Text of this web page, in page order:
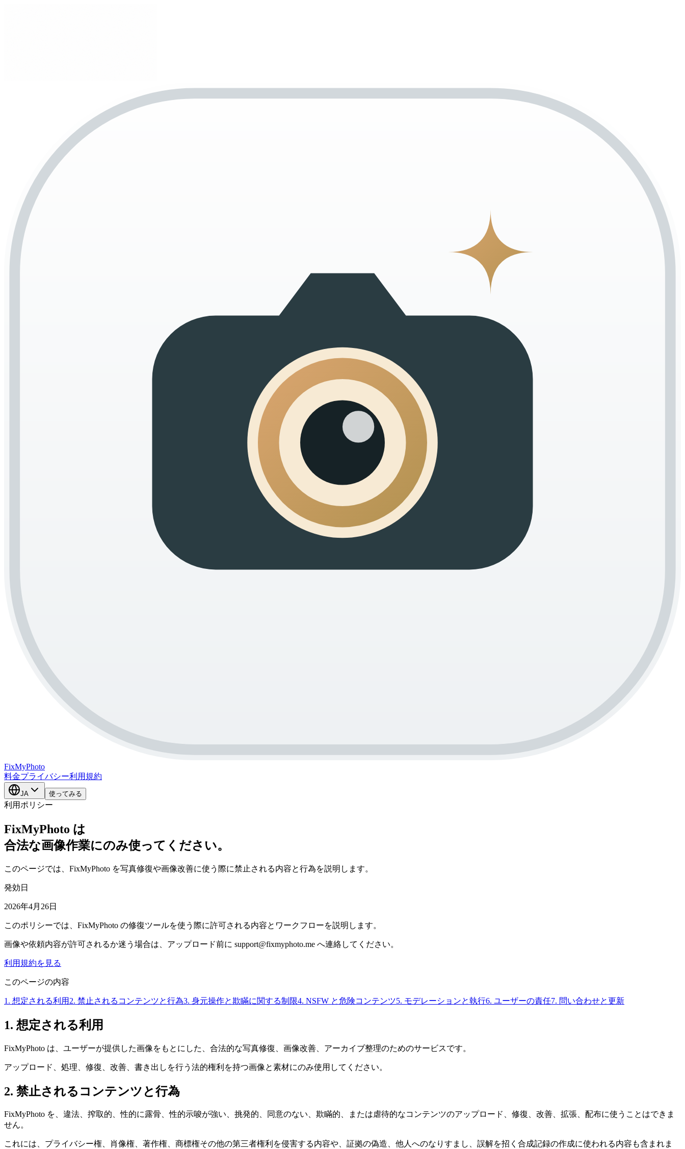
FixMyPhoto
料金プライバシー利用規約
JA 使ってみる
利用ポリシー
FixMyPhoto は
合法な画像作業にのみ使ってください。
このページでは、FixMyPhoto を写真修復や画像改善に使う際に禁止される内容と行為を説明します。
発効日
2026年4月26日
このポリシーでは、FixMyPhoto の修復ツールを使う際に許可される内容とワークフローを説明します。
画像や依頼内容が許可されるか迷う場合は、アップロード前に support@fixmyphoto.me へ連絡してください。
利用規約を見る
このページの内容
1. 想定される利用 2. 禁止されるコンテンツと行為3. 身元操作と欺瞞に関する制限4. NSFW と危険コンテンツ5. モデレーションと執行6. ユーザーの責任7. 問い合わせと更新
1. 想定される利用
FixMyPhoto は、ユーザーが提供した画像をもとにした、合法的な写真修復、画像改善、アーカイブ整理のためのサービスです。
アップロード、処理、修復、改善、書き出しを行う法的権利を持つ画像と素材にのみ使用してください。
2. 禁止されるコンテンツと行為
FixMyPhoto を、違法、搾取的、性的に露骨、性的示唆が強い、挑発的、同意のない、欺瞞的、または虐待的なコンテンツのアップロード、修復、改善、拡張、配布に使うことはできま
せん。
これには、プライバシー権、肖像権、著作権、商標権その他の第三者権利を侵害する内容や、証拠の偽造、他人へのなりすまし、誤解を招く合成記録の作成に使われる内容も含まれま